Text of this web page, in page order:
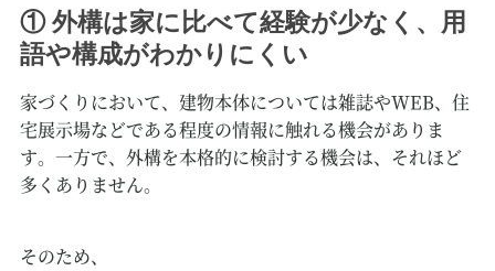
① 外構は家に比べて経験が少なく、用
語や構成がわかりにくい
家づくりにおいて、建物本体については雑誌やWEB、住
宅展示場などである程度の情報に触れる機会がありま
す。一方で、外構を本格的に検討する機会は、それほど
多くありません。
そのため、